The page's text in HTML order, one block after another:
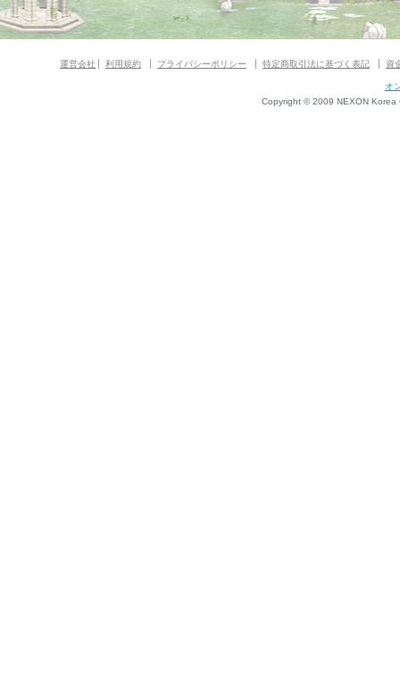
運営会社 利用規約 プライバシーポリシー 特定商取引法に基づく表記 資
オ
Copyright © 2009 NEXON Korea